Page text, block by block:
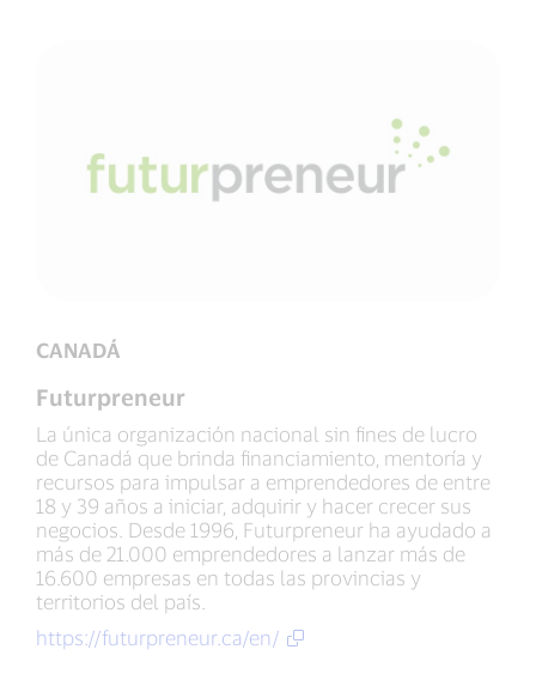
CANADÁ
Futurpreneur
La única organización nacional sin fines de lucro
de Canadá que brinda financiamiento, mentoría y
recursos para impulsar a emprendedores de entre
18 y 39 años a iniciar, adquirir y hacer crecer sus
negocios. Desde 1996, Futurpreneur ha ayudado a
más de 21.000 emprendedores a lanzar más de
16.600 empresas en todas las provincias y
territorios del país.
https://futurpreneur.ca/en/